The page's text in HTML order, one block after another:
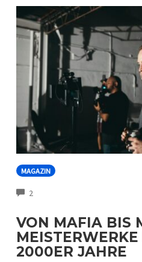
MAGAZIN
2
VON MAFIA BIS
2000ER JAHRE